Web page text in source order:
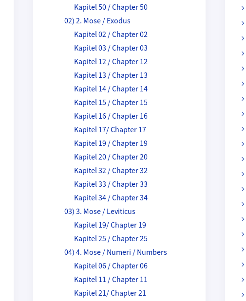
Kapitel 50 / Chapter 50
02) 2. Mose / Exodus
Kapitel 02 / Chapter 02
Kapitel 03 / Chapter 03
Kapitel 12 / Chapter 12
Kapitel 13 / Chapter 13
Kapitel 14 / Chapter 14
Kapitel 15 / Chapter 15
Kapitel 16 / Chapter 16
Kapitel 17/ Chapter 17
Kapitel 19 / Chapter 19
Kapitel 20 / Chapter 20
Kapitel 32 / Chapter 32
Kapitel 33 / Chapter 33
Kapitel 34 / Chapter 34
03) 3. Mose / Leviticus
Kapitel 19/ Chapter 19
Kapitel 25 / Chapter 25
04) 4. Mose / Numeri / Numbers
Kapitel 06 / Chapter 06
Kapitel 11 / Chapter 11
Kapitel 21/ Chapter 21